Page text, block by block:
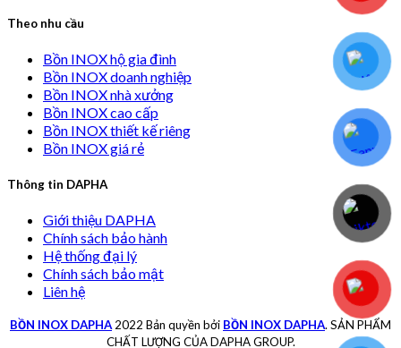
Theo nhu cầu
Bồn INOX hộ gia đình
Bồn INOX doanh nghiệp
Bồn INOX nhà xưởng
Bồn INOX cao cấp
Bồn INOX thiết kế riêng
Bồn INOX giá rẻ
Thông tin DAPHA
Giới thiệu DAPHA
Chính sách bảo hành
Hệ thống đại lý
Chính sách bảo mật
Liên hệ
BỒN INOX DAPHA 2022 Bản quyền bởi BỒN INOX DAPHA. SẢN PHẨM
CHẤT LƯỢNG CỦA DAPHA GROUP.